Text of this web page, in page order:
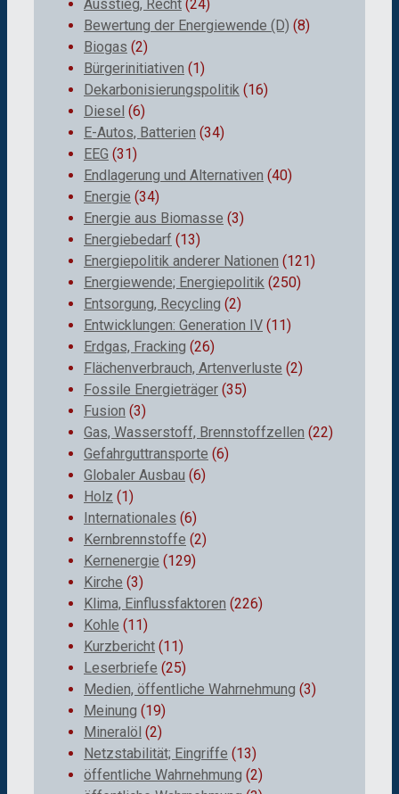
Ausstieg, Recht (24)
Bewertung der Energiewende (D) (8)
Biogas (2)
Bürgerinitiativen (1)
Dekarbonisierungspolitik (16)
Diesel (6)
E-Autos, Batterien (34)
EEG (31)
Endlagerung und Alternativen (40)
Energie (34)
Energie aus Biomasse (3)
Energiebedarf (13)
Energiepolitik anderer Nationen (121)
Energiewende; Energiepolitik (250)
Entsorgung, Recycling (2)
Entwicklungen: Generation IV (11)
Erdgas, Fracking (26)
Flächenverbrauch, Artenverluste (2)
Fossile Energieträger (35)
Fusion (3)
Gas, Wasserstoff, Brennstoffzellen (22)
Gefahrguttransporte (6)
Globaler Ausbau (6)
Holz (1)
Internationales (6)
Kernbrennstoffe (2)
Kernenergie (129)
Kirche (3)
Klima, Einflussfaktoren (226)
Kohle (11)
Kurzbericht (11)
Leserbriefe (25)
Medien, öffentliche Wahrnehmung (3)
Meinung (19)
Mineralöl (2)
Netzstabilität; Eingriffe (13)
öffentliche Wahrnehmung (2)